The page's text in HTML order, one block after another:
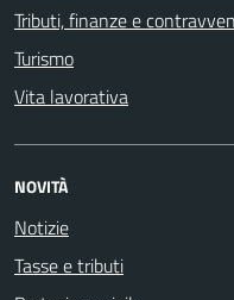
Tributi, finanze e
Turismo
Vita lavorativa
NOVITÀ
Notizie
Tasse e tributi